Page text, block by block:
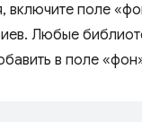
включите поле
Любые
в поле